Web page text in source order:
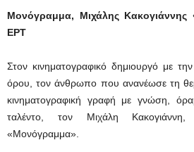
Μονόγραμμα, Μιχάλης
ΕΡΤ
Στον κινηματογραφικό δημιουργό με
όρου, τον άνθρωπο που ανανέωσε τη
κινηματογραφική γραφή με γνώση,
ταλέντο, τον Μιχάλη
«Μονόγραμμα».